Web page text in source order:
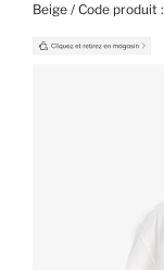
Beige / Code produit :